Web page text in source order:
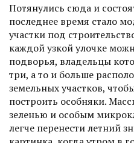
Потянулись сюда и
последнее время стало
участки под
каждой узкой улочке
подворья, владельцы
три, а то и больше
земельных участков,
построить особняки.
зеленью и особым
легче перенести летний